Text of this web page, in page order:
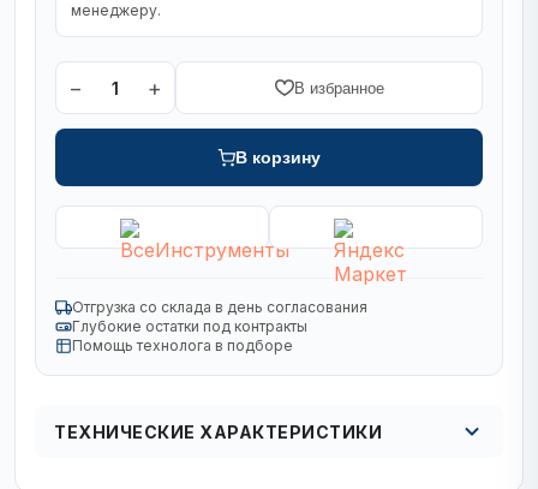
менеджеру.
− 1 + В избранное
В корзину
Отгрузка со склада в день согласования
Глубокие остатки под контракты
Помощь технолога в подборе
ТЕХНИЧЕСКИЕ ХАРАКТЕРИСТИКИ